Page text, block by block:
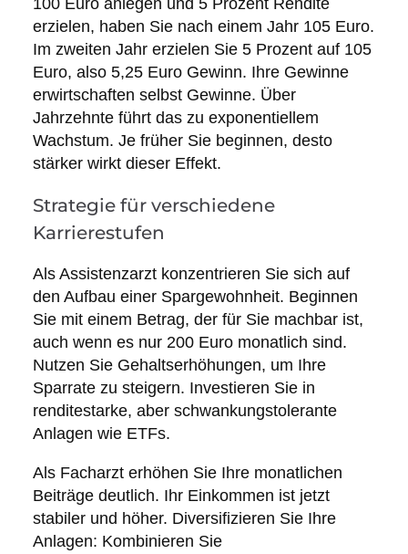
100 Euro anlegen und 5 Prozent Rendite
erzielen, haben Sie nach einem Jahr 105 Euro.
Im zweiten Jahr erzielen Sie 5 Prozent auf 105
Euro, also 5,25 Euro Gewinn. Ihre Gewinne
erwirtschaften selbst Gewinne. Über
Jahrzehnte führt das zu exponentiellem
Wachstum. Je früher Sie beginnen, desto
stärker wirkt dieser Effekt.
Strategie für verschiedene
Karrierestufen
Als Assistenzarzt konzentrieren Sie sich auf
den Aufbau einer Spargewohnheit. Beginnen
Sie mit einem Betrag, der für Sie machbar ist,
auch wenn es nur 200 Euro monatlich sind.
Nutzen Sie Gehaltserhöhungen, um Ihre
Sparrate zu steigern. Investieren Sie in
renditestarke, aber schwankungstolerante
Anlagen wie ETFs.
Als Facharzt erhöhen Sie Ihre monatlichen
Beiträge deutlich. Ihr Einkommen ist jetzt
stabiler und höher. Diversifizieren Sie Ihre
Anlagen: Kombinieren Sie